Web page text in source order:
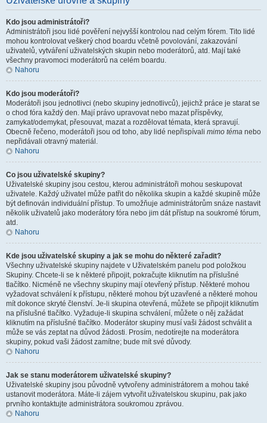
Kdo jsou administrátoři?
Administrátoři jsou lidé pověření nejvyšší kontrolou nad celým fórem. Tito lidé
mohou kontrolovat veškerý chod boardu včetně povolování, zakazování
uživatelů, vytváření uživatelských skupin nebo moderátorů, atd. Mají také
všechny pravomoci moderátorů na celém boardu.
Nahoru
Kdo jsou moderátoři?
Moderátoři jsou jednotlivci (nebo skupiny jednotlivců), jejichž práce je starat se
o chod fóra každý den. Mají právo upravovat nebo mazat příspěvky,
zamykat/odemykat, přesouvat, mazat a rozdělovat témata, která spravují.
Obecně řečeno, moderátoři jsou od toho, aby lidé nepřispívali mimo téma nebo
nepřidávali otravný materiál.
Nahoru
Co jsou uživatelské skupiny?
Uživatelské skupiny jsou cestou, kterou administrátoři mohou seskupovat
uživatele. Každý uživatel může patřit do několika skupin a každé skupině může
být definován individuální přístup. To umožňuje administrátorům snáze nastavit
několik uživatelů jako moderátory fóra nebo jim dát přístup na soukromé fórum,
atd.
Nahoru
Kde jsou uživatelské skupiny a jak se mohu do některé zařadit?
Všechny uživatelské skupiny najdete v Uživatelském panelu pod položkou
Skupiny. Chcete-li se k některé připojit, pokračujte kliknutím na příslušné
tlačítko. Nicméně ne všechny skupiny mají otevřený přístup. Některé mohou
vyžadovat schválení k přístupu, některé mohou být uzavřené a některé mohou
mít dokonce skryté členství. Je-li skupina otevřená, můžete se připojit kliknutím
na příslušné tlačítko. Vyžaduje-li skupina schválení, můžete o něj zažádat
kliknutím na příslušné tlačítko. Moderátor skupiny musí vaši žádost schválit a
může se vás zeptat na důvod žádosti. Prosím, nedotírejte na moderátora
skupiny, pokud vaši žádost zamítne; bude mít své důvody.
Nahoru
Jak se stanu moderátorem uživatelské skupiny?
Uživatelské skupiny jsou původně vytvořeny administrátorem a mohou také
ustanovit moderátora. Máte-li zájem vytvořit uživatelskou skupinu, pak jako
prvního kontaktujte administrátora soukromou zprávou.
Nahoru